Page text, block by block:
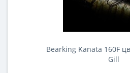
Bearking Kanata 160F
Gill